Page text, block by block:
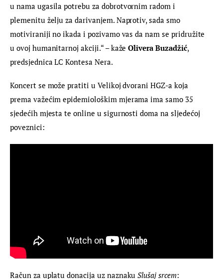
u nama ugasila potrebu za dobrotvornim radom i
plemenitu želju za darivanjem. Naprotiv, sada smo
motiviraniji no ikada i pozivamo vas da nam se pridružite
u ovoj humanitarnoj akciji.“ – kaže Olivera Buzadžić,
predsjednica LC Kontesa Nera.
Koncert se može pratiti u Velikoj dvorani HGZ-a koja
prema važećim epidemiološkim mjerama ima samo 35
sjedećih mjesta te online u sigurnosti doma na sljedećoj
poveznici:
Račun za uplatu donacija uz naznaku Slušaj srcem: